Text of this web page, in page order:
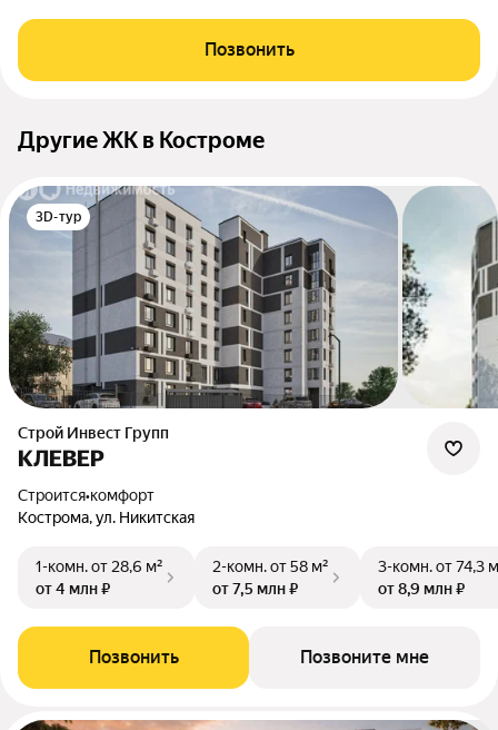
Позвонить
Другие ЖК в Костроме
3D-тур
Строй Инвест Групп
КЛЕВЕР
Строится•комфорт
Кострома, ул. Никитская
1-комн.от 28,6 м²
от 4 млн ₽
2-комн.от 58 м²
от 7,5 млн ₽
3-комн.от 74,3
от 8,9 млн ₽
Позвонить Позвоните мне